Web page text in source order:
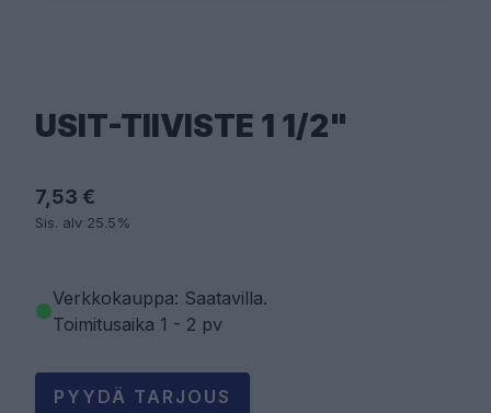
USIT-TIIVISTE 1 1/2"
7,53 €
Sis. alv 25.5%
Verkkokauppa: Saatavilla.
Toimitusaika 1 - 2 pv
PYYDÄ TARJOUS